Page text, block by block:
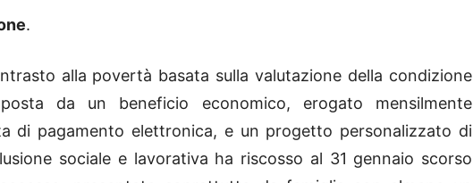
.
alla povertà basata sulla valutazione della condizione
da un beneficio economico, erogato mensilmente
di pagamento elettronica, e un progetto personalizzato di
sociale e lavorativa ha riscosso al 31 gennaio scorso